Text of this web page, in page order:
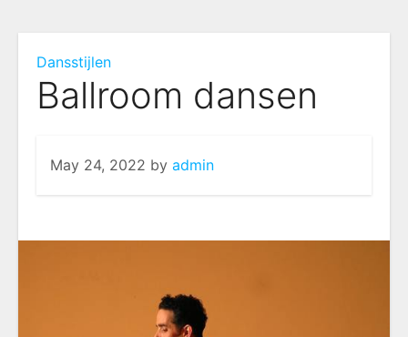
Dansstijlen
Ballroom dansen
May 24, 2022 by admin